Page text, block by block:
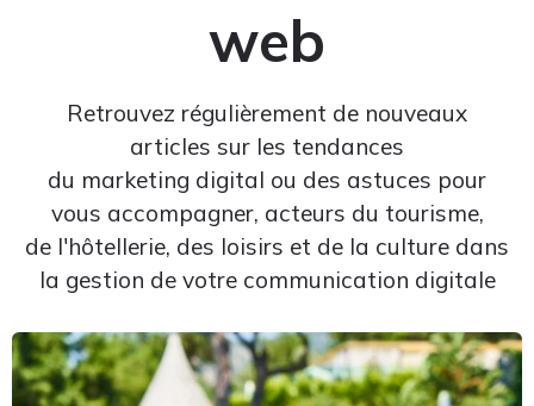
web
Retrouvez régulièrement de nouveaux
articles sur les tendances
du marketing digital ou des astuces pour
vous accompagner, acteurs du tourisme,
de l'hôtellerie, des loisirs et de la culture dans
la gestion de votre communication digitale